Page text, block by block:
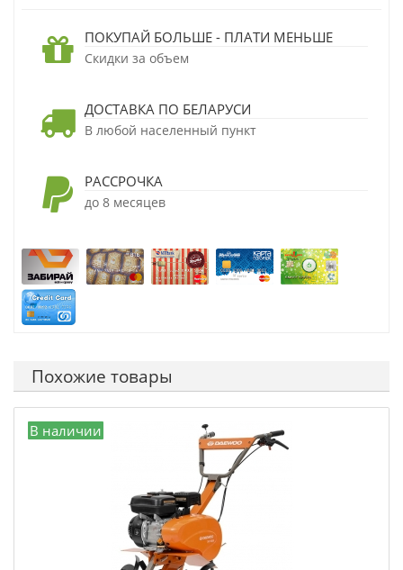
ПОКУПАЙ БОЛЬШЕ - ПЛАТИ МЕНЬШЕ
Скидки за объем
ДОСТАВКА ПО БЕЛАРУСИ
В любой населенный пункт
РАССРОЧКА
до 8 месяцев
Похожие товары
В наличии